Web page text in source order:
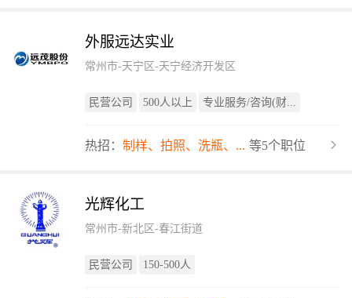
外服远达实业
常州市-天宁区-天宁经济开发区
民营公司 500人以上 专业服务/咨询(财...
热招： 制样、拍照、洗瓶、... 等5个职位
光辉化工
常州市-新北区-春江街道
民营公司 150-500人